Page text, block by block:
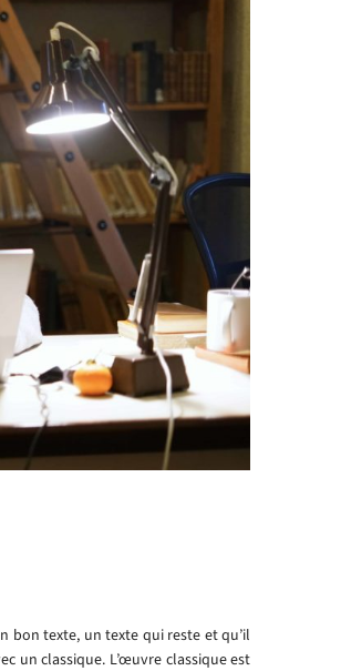
bon texte, un texte qui reste et qu’il
un classique. L’œuvre classique est